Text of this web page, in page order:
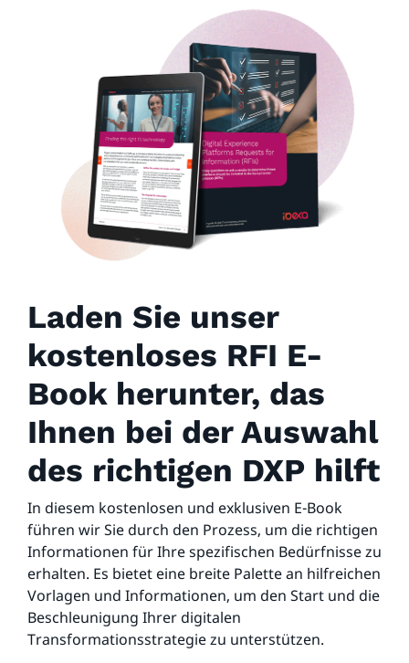
Laden Sie unser
kostenloses RFI E-
Book herunter, das
Ihnen bei der Auswahl
des richtigen DXP hilft
In diesem kostenlosen und exklusiven E-Book
führen wir Sie durch den Prozess, um die richtigen
Informationen für Ihre spezifischen Bedürfnisse zu
erhalten. Es bietet eine breite Palette an hilfreichen
Vorlagen und Informationen, um den Start und die
Beschleunigung Ihrer digitalen
Transformationsstrategie zu unterstützen.